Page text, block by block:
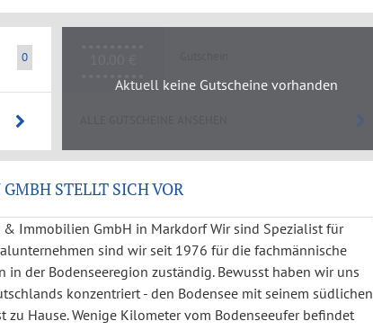
0
Aktuell keine Gutscheine vorhanden
STELLT SICH VOR
Immobilien GmbH in Markdorf Wir sind Spezialist für
sind wir seit 1976 für die fachmännische
der Bodenseeregion zuständig. Bewusst haben wir uns
konzentriert - den Bodensee mit seinem südlichen
Hause. Wenige Kilometer vom Bodenseeufer befindet